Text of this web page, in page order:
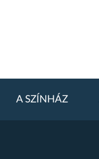
A SZÍNHÁZ